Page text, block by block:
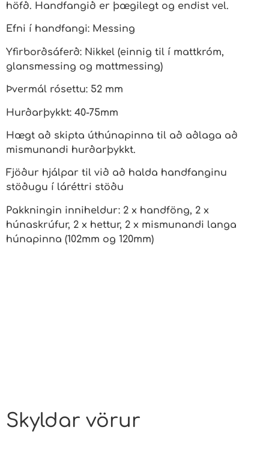
höfð. Handfangið er þægilegt og endist vel.
Efni í handfangi: Messing
Yfirborðsáferð: Nikkel (einnig til í mattkróm,
glansmessing og mattmessing)
Þvermál rósettu: 52 mm
Hurðarþykkt: 40-75mm
Hægt að skipta úthúnapinna til að aðlaga að
mismunandi hurðarþykkt.
Fjöður hjálpar til við að halda handfanginu
stöðugu í láréttri stöðu
Pakkningin inniheldur: 2 x handföng, 2 x
húnaskrúfur, 2 x hettur, 2 x mismunandi langa
húnapinna (102mm og 120mm)
Skyldar vörur